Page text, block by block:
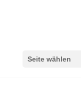
Seite wählen